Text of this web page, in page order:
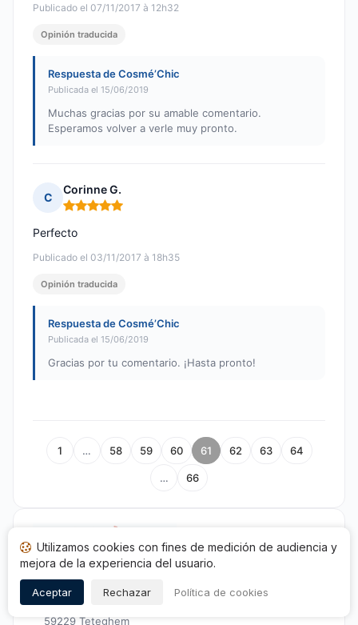
Publicado el 07/11/2017 à 12h32
Opinión traducida
Respuesta de Cosmé’Chic
Publicada el 15/06/2019
Muchas gracias por su amable comentario.
Esperamos volver a verle muy pronto.
C
Corinne G.
Nota: 5 de 5
Publicado el 03/11/2017 à 18h35
Perfecto
Opinión traducida
Respuesta de Cosmé’Chic
Publicada el 15/06/2019
Gracias por tu comentario. ¡Hasta pronto!
1 … 58 59 60 61 62 63 64
… 66
Cosmé'Chic
150 Quater, route du chapeau rouge
59229 Teteghem
Utilizamos cookies con fines de medición de audiencia y
mejora de la experiencia del usuario.
Aceptar Rechazar Política de cookies